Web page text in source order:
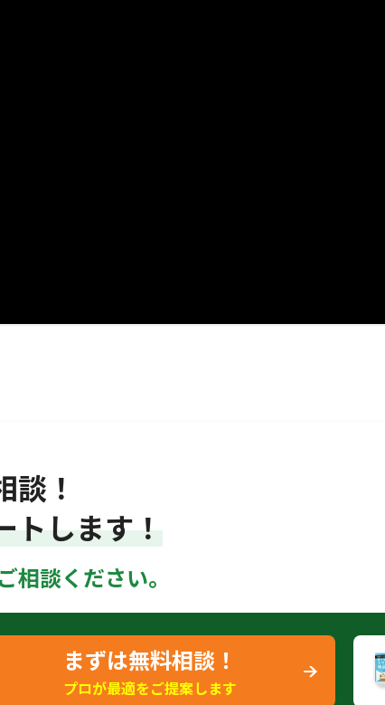
談！
トします！
相談ください。
まずは無料相談！
プロが最適をご提案します